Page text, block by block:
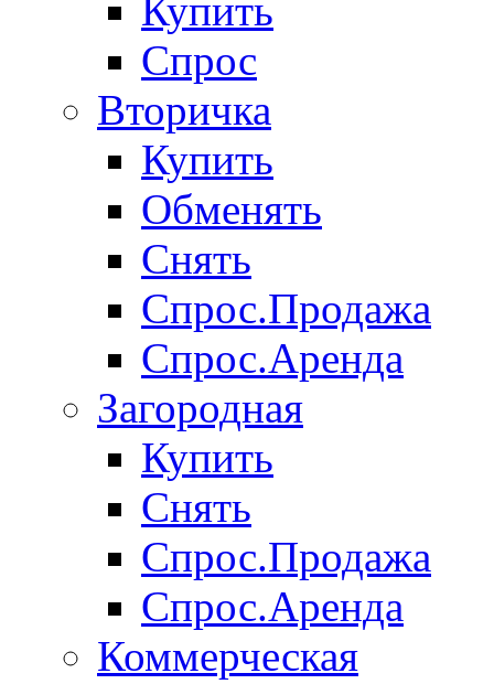
Купить
Спрос
Вторичка
Купить
Обменять
Снять
Спрос.Продажа
Спрос.Аренда
Загородная
Купить
Снять
Спрос.Продажа
Спрос.Аренда
Коммерческая